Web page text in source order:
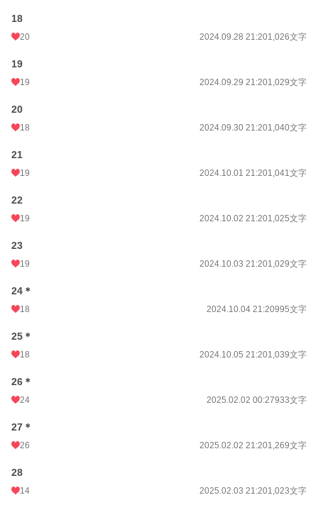
18
20 2024.09.28 21:201,026文字
19
19 2024.09.29 21:201,029文字
20
18 2024.09.30 21:201,040文字
21
19 2024.10.01 21:201,041文字
22
19 2024.10.02 21:201,025文字
23
19 2024.10.03 21:201,029文字
24＊
18 2024.10.04 21:20995文字
25＊
18 2024.10.05 21:201,039文字
26＊
24 2025.02.02 00:27933文字
27＊
26 2025.02.02 21:201,269文字
28
14 2025.02.03 21:201,023文字